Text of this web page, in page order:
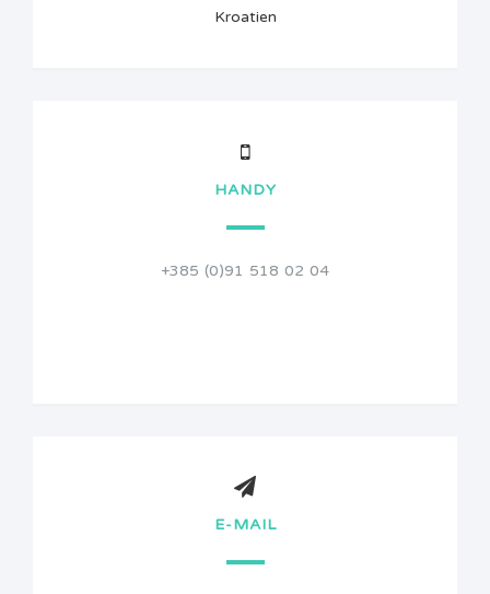
Kroatien
HANDY
+385 (0)91 518 02 04
E-MAIL